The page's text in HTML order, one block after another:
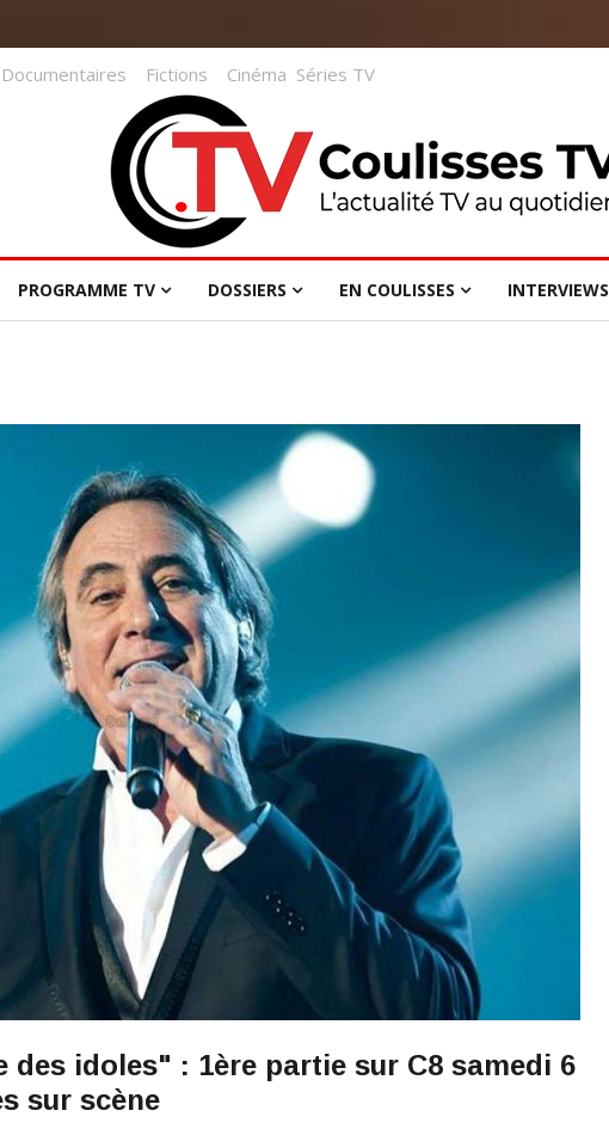
Documentaires Fictions Cinéma Séries TV
PROGRAMME TV DOSSIERS EN COULISSES INTERVIEWS
idoles" : 1ère partie sur C8 samedi 6
sur scène